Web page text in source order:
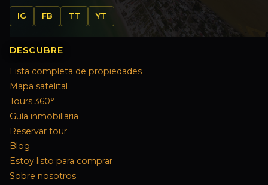
IG FB TT YT
DESCUBRE
Lista completa de propiedades
Mapa satelital
Tours 360°
Guía inmobiliaria
Reservar tour
Blog
Estoy listo para comprar
Sobre nosotros